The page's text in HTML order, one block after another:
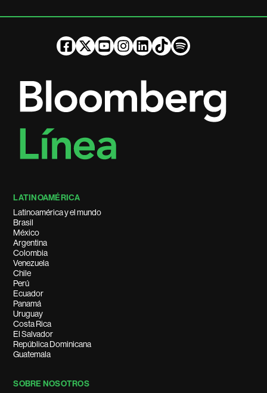
LATINOAMÉRICA
Latinoamérica y el mundo
Brasil
México
Argentina
Colombia
Venezuela
Chile
Perú
Ecuador
Panamá
Uruguay
Costa Rica
El Salvador
República Dominicana
Guatemala
SOBRE NOSOTROS